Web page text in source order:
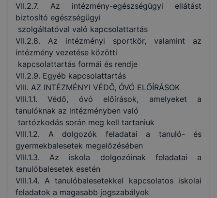
VII.2.7. Az intézmény-egészségügyi ellátást
biztosító egészségügyi
szolgáltatóval való kapcsolattartás
VII.2.8. Az intézményi sportkör, valamint az
intézmény vezetése közötti
kapcsolattartás formái és rendje
VII.2.9. Egyéb kapcsolattartás
VIII. AZ INTÉZMÉNYI VÉDŐ, ÓVÓ ELŐÍRÁSOK
VIII.1.1. Védő, óvó előírások, amelyeket a
tanulóknak az intézményben való
tartózkodás során meg kell tartaniuk
VIII.1.2. A dolgozók feladatai a tanuló- és
gyermekbalesetek megelőzésében
VIII.1.3. Az iskola dolgozóinak feladatai a
tanulóbalesetek esetén
VIII.1.4. A tanulóbalesetekkel kapcsolatos iskolai
feladatok a magasabb jogszabályok